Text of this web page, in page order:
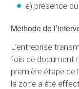
e) présence
Méthode de
L’entreprise
fois ce document
première étape de
la zone a été